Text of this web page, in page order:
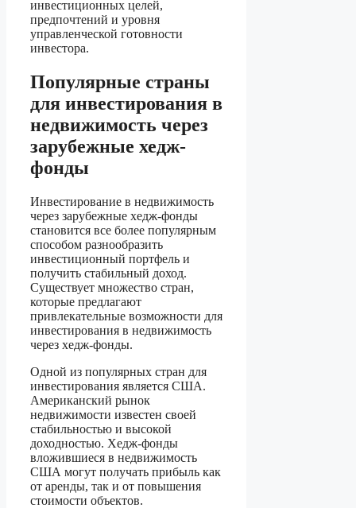
инвестиционных целей,
предпочтений и уровня
управленческой готовности
инвестора.
Популярные страны
для инвестирования в
недвижимость через
зарубежные хедж-
фонды
Инвестирование в недвижимость
через зарубежные хедж-фонды
становится все более популярным
способом разнообразить
инвестиционный портфель и
получить стабильный доход.
Существует множество стран,
которые предлагают
привлекательные возможности для
инвестирования в недвижимость
через хедж-фонды.
Одной из популярных стран для
инвестирования является США.
Американский рынок
недвижимости известен своей
стабильностью и высокой
доходностью. Хедж-фонды
вложившиеся в недвижимость
США могут получать прибыль как
от аренды, так и от повышения
стоимости объектов.